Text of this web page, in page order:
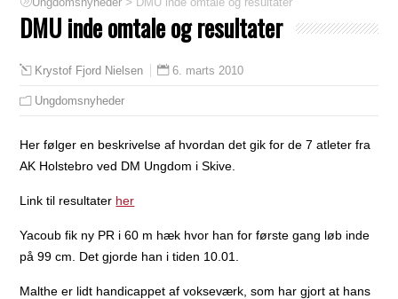
DMU inde omtale og resultater
Krystof Fjord Nielsen 6. marts 2010
Ungdomsnyheder
Her følger en beskrivelse af hvordan det gik for de 7 atleter fra
AK Holstebro ved DM Ungdom i Skive.
Link til resultater her
Yacoub fik ny PR i 60 m hæk hvor han for første gang løb inde
på 99 cm. Det gjorde han i tiden 10.01.
Malthe er lidt handicappet af vokseværk, som har gjort at hans